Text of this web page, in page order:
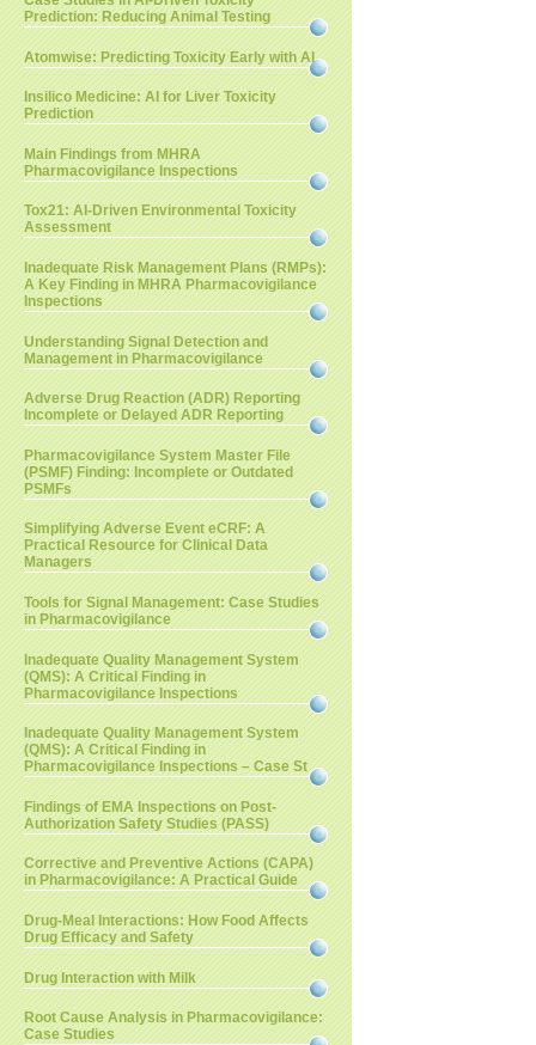
Prediction: Reducing Animal Testing
Atomwise: Predicting Toxicity Early with AI
Insilico Medicine: AI for Liver Toxicity
Prediction
Main Findings from MHRA
Pharmacovigilance Inspections
Tox21: AI-Driven Environmental Toxicity
Assessment
Inadequate Risk Management Plans (RMPs):
A Key Finding in MHRA Pharmacovigilance
Inspections
Understanding Signal Detection and
Management in Pharmacovigilance
Adverse Drug Reaction (ADR) Reporting
Incomplete or Delayed ADR Reporting
Pharmacovigilance System Master File
(PSMF) Finding: Incomplete or Outdated
PSMFs
Simplifying Adverse Event eCRF: A
Practical Resource for Clinical Data
Managers
Tools for Signal Management: Case Studies
in Pharmacovigilance
Inadequate Quality Management System
(QMS): A Critical Finding in
Pharmacovigilance Inspections
Inadequate Quality Management System
(QMS): A Critical Finding in
Pharmacovigilance Inspections – Case St
Findings of EMA Inspections on Post-
Authorization Safety Studies (PASS)
Corrective and Preventive Actions (CAPA)
in Pharmacovigilance: A Practical Guide
Drug-Meal Interactions: How Food Affects
Drug Efficacy and Safety
Drug Interaction with Milk
Root Cause Analysis in Pharmacovigilance:
Case Studies